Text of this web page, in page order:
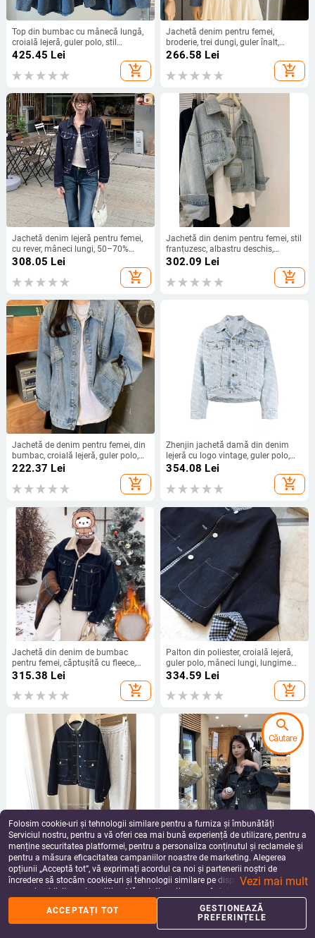
Top din bumbac cu mânecă lungă,
croială lejeră, guler polo, stil
Harajuku
425.45 Lei
add_shopping_cart
Jachetă denim pentru femei,
broderie, trei dungi, guler înalt,
fermoar, croială dreaptă, stil
266.58 Lei
add_shopping_cart
Jachetă denim lejeră pentru femei,
cu rever, mâneci lungi, 50–70%
bumbac, toamnă 2025
308.05 Lei
add_shopping_cart
Jachetă din denim pentru femei, stil
franțuzesc, albastru deschis,
inspirație coreeană, croială scurtă,
302.09 Lei
add_shopping_cart
Jachetă de denim pentru femei, din
bumbac, croială lejeră, guler polo,
lungime medie
222.37 Lei
add_shopping_cart
Zhenjin jachetă damă din denim
lejeră cu logo vintage, guler polo,
95% bumbac, lungime scurtă (40–
354.08 Lei
add_shopping_cart
Jachetă din denim de bumbac
pentru femei, căptușită cu fleece,
guler polo, mâneci lungi - stil casual
coreean de înaltă calitate, iarna
2025
315.38 Lei
add_shopping_cart
Palton din poliester, croială lejeră,
guler polo, mâneci lungi, lungime
medie 50-65 cm, stil casual coreean
334.59 Lei
add_shopping_cart
Geacă denim cu croială dreaptă,
design retro, finisaj lavat, guler
rotund, mâneci lungi
312.51Lei
add_shopping_cart
Geacă de damă din denim oversize,
stil retro american, cu guler polo,
mâneci lungi, lungime medie,
compoziție poliester
237.32 - 268.38Lei
add_shopping_cart
Folosim cookie-uri și tehnologii similare pentru a furniza și îmbunătăți
Serviciul nostru, pentru a vă oferi cea mai bună experiență de utilizare, pentru a
menține securitatea platformei, pentru a personaliza conținutul și reclamele și
pentru a măsura eficacitatea campaniilor noastre de marketing. Alegerea
opțiunii „Acceptă tot”, vă exprimați acordul ca noi și partenerii noștri de
încredere să stocăm cookie-uri și tehnologii similare pe dispozitivul dvs. în
scopuri publicitare și analitice. Vă puteți gestiona preferințele în orice moment
făcând clic pe „Gestionează preferințele”. Pentru mai multe informații, vă
rugăm să consultațiPolitica noastră de confidențialitate.
Vezi mai mult
ACCEPTAȚI TOT
GESTIONEAZĂ
PREFERINȚELE
search
Căutare